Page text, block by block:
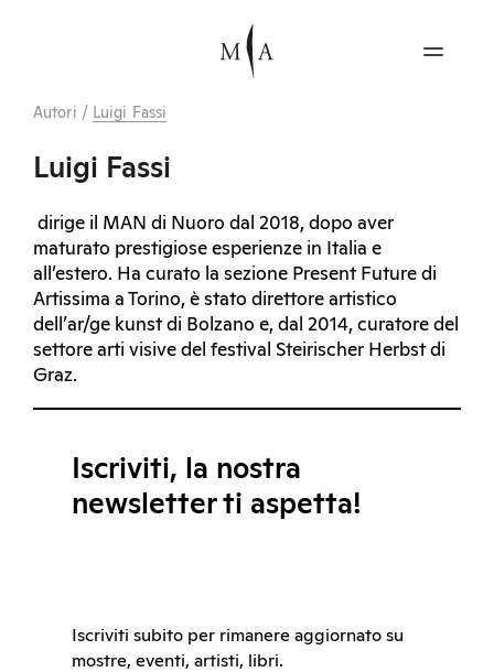
Autori / Luigi Fassi
Luigi Fassi
dirige il MAN di Nuoro dal 2018, dopo aver
maturato prestigiose esperienze in Italia e
all’estero. Ha curato la sezione Present Future di
Artissima a Torino, è stato direttore artistico
dell’ar/ge kunst di Bolzano e, dal 2014, curatore del
settore arti visive del festival Steirischer Herbst di
Graz.
Iscriviti, la nostra
newsletter ti aspetta!
Iscriviti subito per rimanere aggiornato su
mostre, eventi, artisti, libri.